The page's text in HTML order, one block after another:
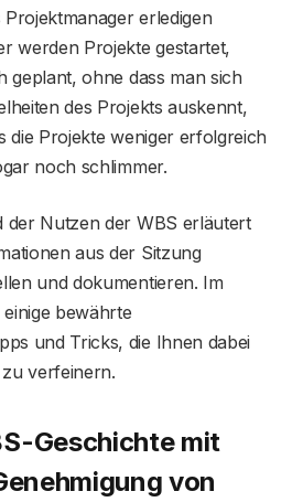
erledigen
werden Projekte gestartet,
geplant, ohne dass man sich
des Projekts auskennt,
die Projekte weniger erfolgreich
noch schlimmer.
der Nutzen der WBS erläutert
aus der Sitzung
und dokumentieren. Im
bewährte
und Tricks, die Ihnen dabei
verfeinern.
Geschichte mit
von